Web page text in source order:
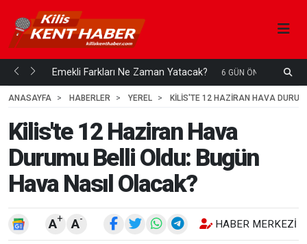
mi... Emekli Farkları Ne Zaman Yatacak? 6 GÜN ÖNCE
ANASAYFA
HABERLER YEREL KILIS'TE 12 HAZIRAN HAVA
Kilis'te 12 Haziran Hava
Durumu Belli Oldu: Bugün
Hava Nasıl Olacak?
A+ A- HABER MERKEZI